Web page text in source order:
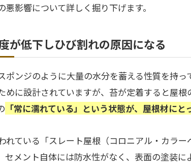
悪影響について詳しく掘り下げます。
が低下しひび割れの原因になる
ポンジのように大量の水分を蓄える性質を持っ
めに設計されていますが、苔が定着すると屋
「常に濡れている」という状態が、屋根材にと
れている「スレート屋根（コロニアル・カラ
セメント自体には防水性がなく、表面の塗装に